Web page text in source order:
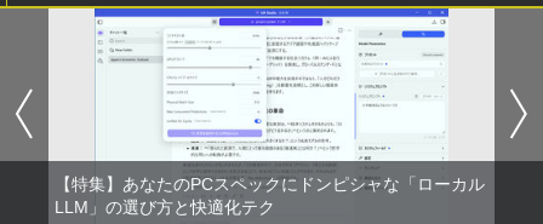
【特集】あなたのPCスペックにドンピシャな「ローカル
LLM」の選び方と快適化テク